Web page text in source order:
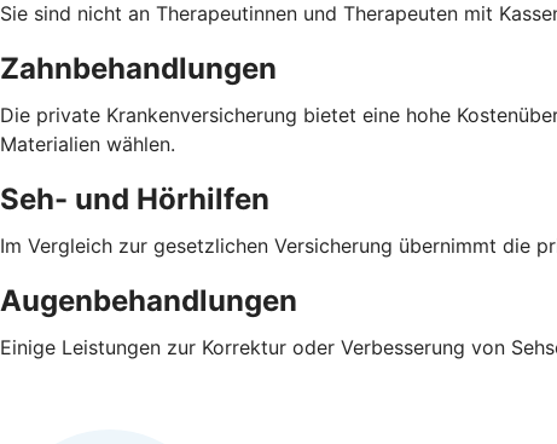
Sie sind nicht an Therapeutinnen und Therapeuten mit
Zahnbehandlungen
Die private Krankenversicherung bietet eine hohe
Materialien wählen.
Seh- und Hörhilfen
Im Vergleich zur gesetzlichen Versicherung übernimmt die
Augenbehandlungen
Einige Leistungen zur Korrektur oder Verbesserung von